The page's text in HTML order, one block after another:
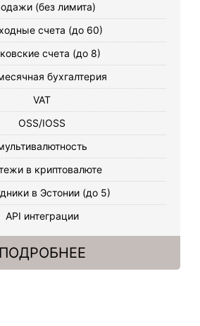
(без лимита)
счета (до 60)
счета (до 8)
бухгалтерия
VAT
OSS/IOSS
в криптовалюте
в Эстонии (до 5)
API интеграции
ПОДРОБНЕЕ